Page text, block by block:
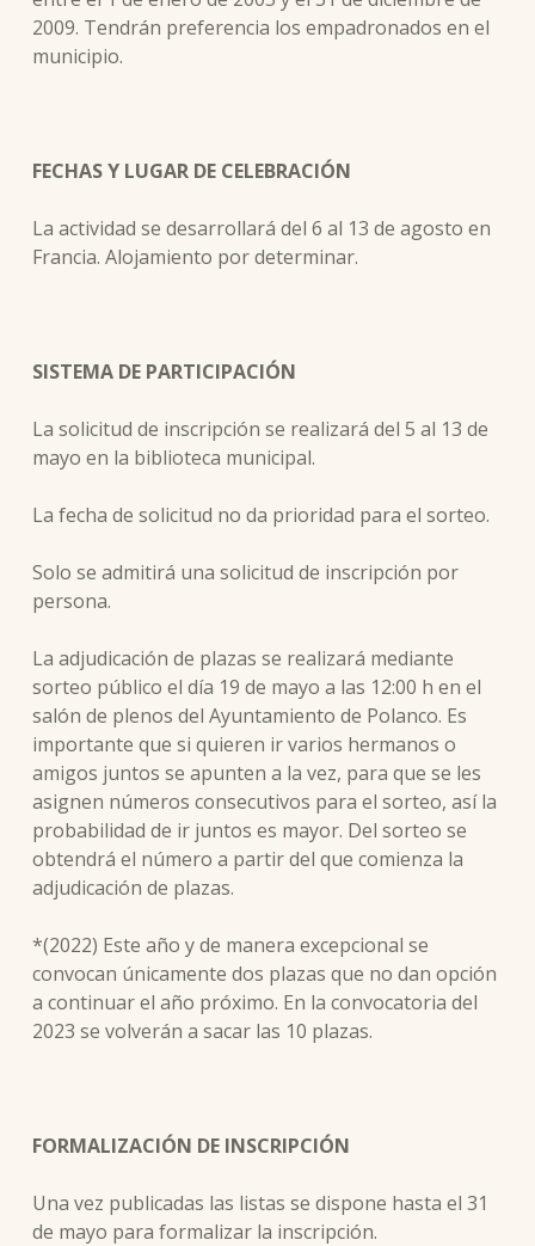
2009. Tendrán preferencia los empadronados en el
municipio.
FECHAS Y LUGAR DE CELEBRACIÓN
La actividad se desarrollará del 6 al 13 de agosto en
Francia. Alojamiento por determinar.
SISTEMA DE PARTICIPACIÓN
La solicitud de inscripción se realizará del 5 al 13 de
mayo en la biblioteca municipal.
La fecha de solicitud no da prioridad para el sorteo.
Solo se admitirá una solicitud de inscripción por
persona.
La adjudicación de plazas se realizará mediante
sorteo público el día 19 de mayo a las 12:00 h en el
salón de plenos del Ayuntamiento de Polanco. Es
importante que si quieren ir varios hermanos o
amigos juntos se apunten a la vez, para que se les
asignen números consecutivos para el sorteo, así la
probabilidad de ir juntos es mayor. Del sorteo se
obtendrá el número a partir del que comienza la
adjudicación de plazas.
*(2022) Este año y de manera excepcional se
convocan únicamente dos plazas que no dan opción
a continuar el año próximo. En la convocatoria del
2023 se volverán a sacar las 10 plazas.
FORMALIZACIÓN DE INSCRIPCIÓN
Una vez publicadas las listas se dispone hasta el 31
de mayo para formalizar la inscripción.